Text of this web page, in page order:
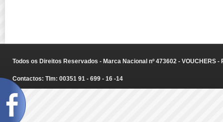
Todos os Direitos Reservados - Marca Nacional nº 473602 - VOUCHERS
Contactos: Tlm: 00351 91 - 699 - 16 -14